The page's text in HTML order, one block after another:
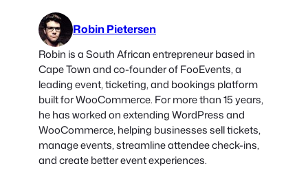
Robin Pietersen
Robin is a South African entrepreneur based in
Cape Town and co-founder of FooEvents, a
leading event, ticketing, and bookings platform
built for WooCommerce. For more than 15 years,
he has worked on extending WordPress and
WooCommerce, helping businesses sell tickets,
manage events, streamline attendee check-ins,
and create better event experiences.